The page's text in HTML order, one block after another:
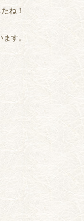
ね！
す。